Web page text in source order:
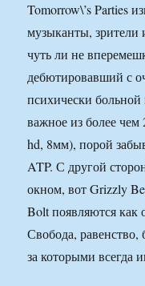
Tomorrow\’s Parties
музыканты, зрители
чуть ли не
дебютировавший с
психически больной
важное из более
hd, 8мм), порой
ATP. С другой
окном, вот Grizzly
Bolt появляются как
Свобода, равенство,
за которыми всегда